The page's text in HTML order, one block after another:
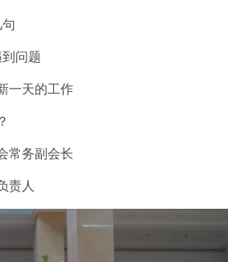
问题
一天的工作
常务副会长
责人